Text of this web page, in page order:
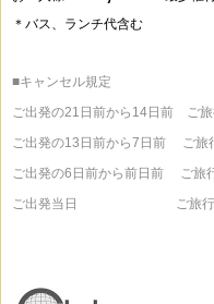
＊バス、ランチ代含む
■キャンセル規定
ご出発の21日前から14日前 ご旅
ご出発の13日前から7日前 ご旅
ご出発の6日前から前日前 ご旅
ご出発当日 ご旅行代